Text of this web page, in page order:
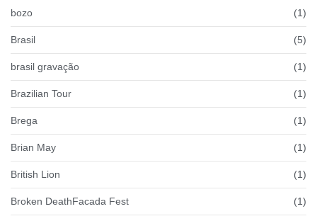
bozo (1)
Brasil (5)
brasil gravação (1)
Brazilian Tour (1)
Brega (1)
Brian May (1)
British Lion (1)
Broken DeathFacada Fest (1)